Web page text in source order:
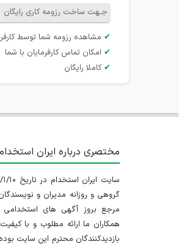
جـهت ساخت رزومه کاری رایگان
✔ مشاهده رزومه شما توسط
✔ امکان تماس کارفرمایان با شما
✔ کاملا رایگان
مختصری درباره ایران
گروهی و روزانه مدیران و
مرجع بروز آگهی های
همکاران ما ارائه مطلوب و با
بازدیدکنندگان محترم این سایت